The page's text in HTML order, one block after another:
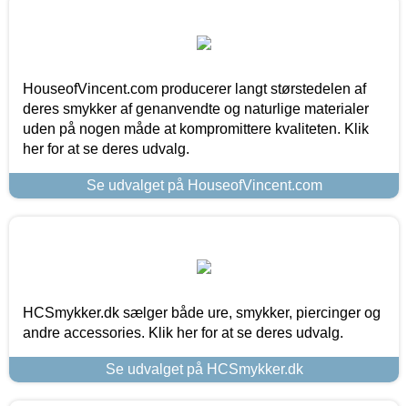
HouseofVincent.com producerer langt størstedelen af
deres smykker af genanvendte og naturlige materialer
uden på nogen måde at kompromittere kvaliteten. Klik
her for at se deres udvalg.
Se udvalget på HouseofVincent.com
HCSmykker.dk sælger både ure, smykker, piercinger og
andre accessories. Klik her for at se deres udvalg.
Se udvalget på HCSmykker.dk